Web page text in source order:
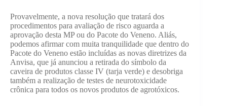
Provavelmente, a nova resolução que tratará dos
procedimentos para avaliação de risco aguarda a
aprovação desta MP ou do Pacote do Veneno. Aliás,
podemos afirmar com muita tranquilidade que dentro do
Pacote do Veneno estão incluídas as novas diretrizes da
Anvisa, que já anunciou a retirada do símbolo da
caveira de produtos classe IV (tarja verde) e desobriga
também a realização de testes de neurotoxicidade
crônica para todos os novos produtos de agrotóxicos.